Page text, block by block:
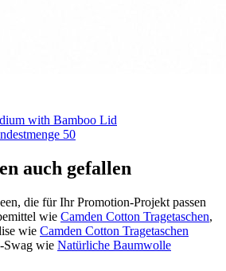
with Bamboo Lid
50
auch gefallen
die für Ihr Promotion-Projekt passen
wie Camden Cotton Tragetaschen,
wie Camden Cotton Tragetaschen
Swag wie Natürliche Baumwolle